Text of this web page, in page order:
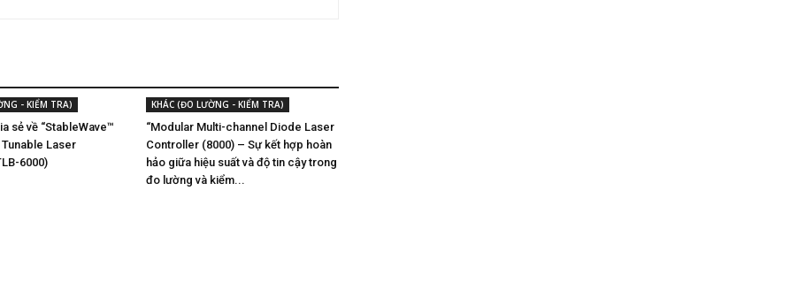
- KIỂM TRA)
sẻ về “StableWave™
Laser
6000)
KHÁC (ĐO LƯỜNG - KIỂM TRA)
“Modular Multi-channel Diode Laser
Controller (8000) – Sự kết hợp hoàn
hảo giữa hiệu suất và độ tin cậy trong
đo lường và kiểm...